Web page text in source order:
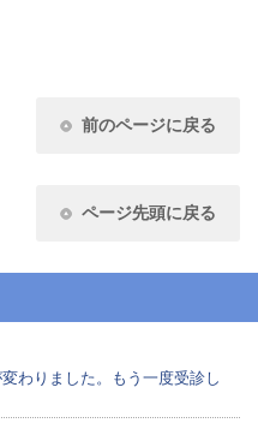
前のページに戻る
ページ先頭に戻る
わりました。もう一度受診し